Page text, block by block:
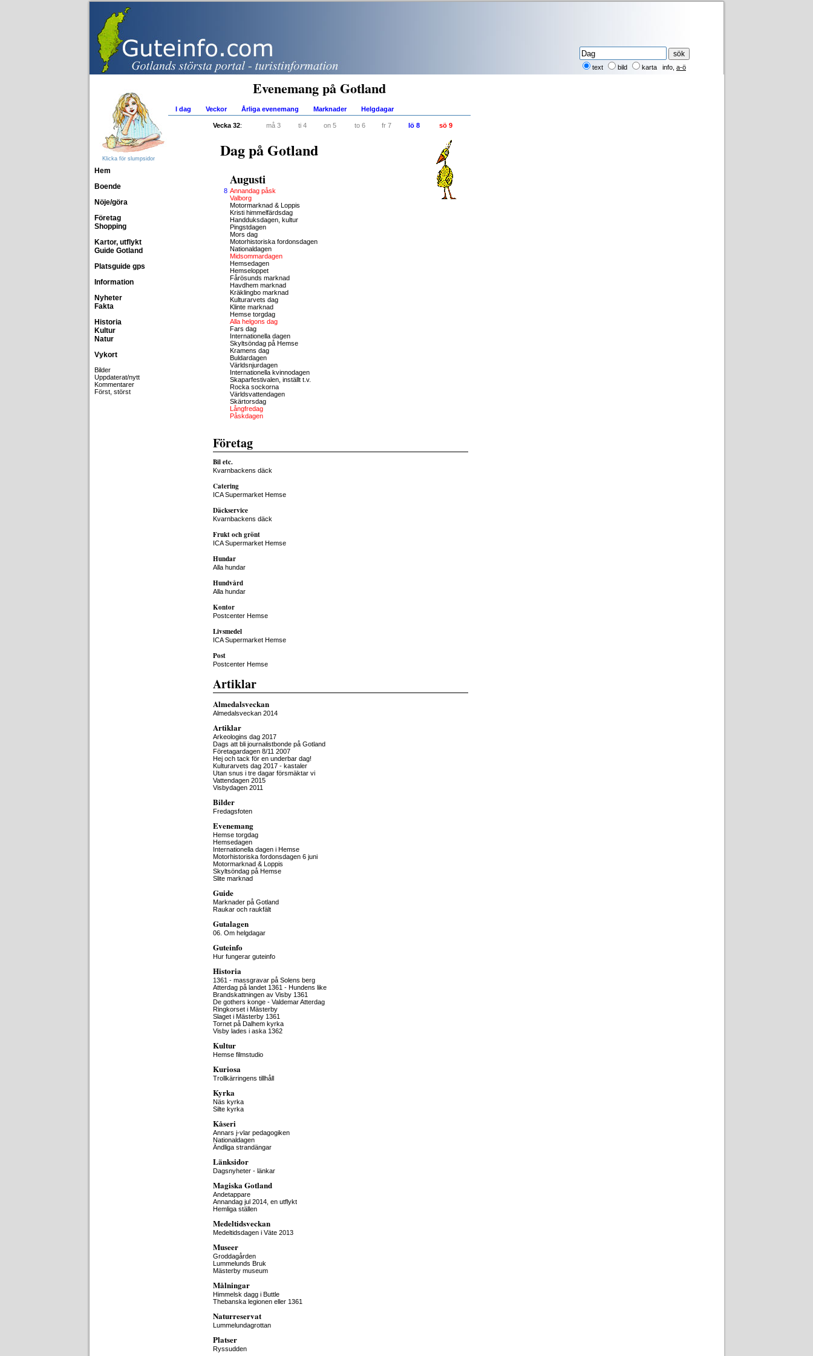
text bild karta info a-ö
Klicka för slumpsidor
Hem
Boende
Nöje/göra
Företag
Shopping
Kartor, utflykt
Guide Gotland
Platsguide gps
Information
Nyheter
Fakta
Historia
Kultur
Natur
Vykort
Bilder
Uppdaterat/nytt
Kommentarer
Först, störst
Evenemang på Gotland
I dag Veckor Årliga evenemang Marknader Helgdagar
Vecka 32: må 3 ti 4 on 5 to 6 fr 7 lö 8 sö 9
Dag på Gotland
Augusti
8 Annandag påsk
Valborg
Motormarknad & Loppis
Kristi himmelfärdsdag
Handduksdagen, kultur
Pingstdagen
Mors dag
Motorhistoriska fordonsdagen
Nationaldagen
Midsommardagen
Hemsedagen
Hemseloppet
Fårösunds marknad
Havdhem marknad
Kräklingbo marknad
Kulturarvets dag
Klinte marknad
Hemse torgdag
Alla helgons dag
Fars dag
Internationella dagen
Skyltsöndag på Hemse
Kramens dag
Buldardagen
Världsnjurdagen
Internationella kvinnodagen
Skaparfestivalen, inställt t.v.
Rocka sockorna
Världsvattendagen
Skärtorsdag
Långfredag
Påskdagen
Företag
Bil etc.
Kvarnbackens däck
Catering
ICA Supermarket Hemse
Däckservice
Kvarnbackens däck
Frukt och grönt
ICA Supermarket Hemse
Hundar
Alla hundar
Hundvård
Alla hundar
Kontor
Postcenter Hemse
Livsmedel
ICA Supermarket Hemse
Post
Postcenter Hemse
Artiklar
Almedalsveckan
Almedalsveckan 2014
Artiklar
Arkeologins dag 2017
Dags att bli journalistbonde på Gotland
Företagardagen 8/11 2007
Hej och tack för en underbar dag!
Kulturarvets dag 2017 - kastaler
Utan snus i tre dagar försmäktar vi
Vattendagen 2015
Visbydagen 2011
Bilder
Fredagsfoten
Evenemang
Hemse torgdag
Hemsedagen
Internationella dagen i Hemse
Motorhistoriska fordonsdagen 6 juni
Motormarknad & Loppis
Skyltsöndag på Hemse
Slite marknad
Guide
Marknader på Gotland
Raukar och raukfält
Gutalagen
06. Om helgdagar
Guteinfo
Hur fungerar guteinfo
Historia
1361 - massgravar på Solens berg
Atterdag på landet 1361 - Hundens like
Brandskattningen av Visby 1361
De gothers konge - Valdemar Atterdag
Ringkorset i Mästerby
Slaget i Mästerby 1361
Tornet på Dalhem kyrka
Visby lades i aska 1362
Kultur
Hemse filmstudio
Kuriosa
Trollkärringens tillhåll
Kyrka
Näs kyrka
Silte kyrka
Kåseri
Annars j-vlar pedagogiken
Nationaldagen
Ändliga strandängar
Länksidor
Dagsnyheter - länkar
Magiska Gotland
Andetappare
Annandag jul 2014, en utflykt
Hemliga ställen
Medeltidsveckan
Medeltidsdagen i Väte 2013
Museer
Groddagården
Lummelunds Bruk
Mästerby museum
Målningar
Himmelsk dagg i Buttle
Thebanska legionen eller 1361
Naturreservat
Lummelundagrottan
Platser
Ryssudden